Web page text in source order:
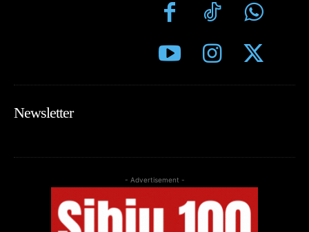
Newsletter
- Advertisement -